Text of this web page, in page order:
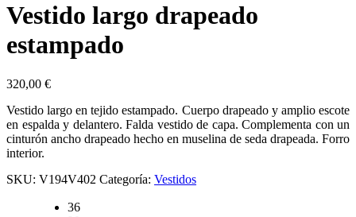
Vestido largo drapeado
estampado
320,00 €
Vestido largo en tejido estampado. Cuerpo drapeado y amplio escote
en espalda y delantero. Falda vestido de capa. Complementa con un
cinturón ancho drapeado hecho en muselina de seda drapeada. Forro
interior.
SKU: V194V402 Categoría: Vestidos
36